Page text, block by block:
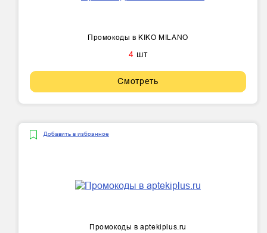
Промокоды в KIKO MILANO
4 шт
Смотреть
Добавить в избранное
Промокоды в aptekiplus.ru